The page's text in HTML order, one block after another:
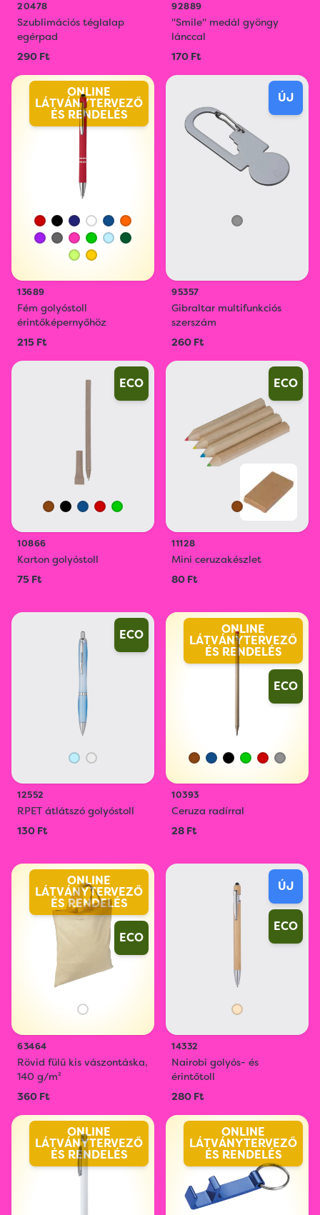
20478
Szublimációs téglalap
egérpad
290 Ft
92889
"Smile" medál gyöngy
lánccal
170 Ft
ONLINE
LÁTVÁNYTERVEZŐ
ÉS RENDELÉS
13689
Fém golyóstoll
érintőképernyőhöz
215 Ft
ÚJ
95357
Gibraltar multifunkciós
szerszám
260 Ft
ECO
10866
Karton golyóstoll
75 Ft
ECO
11128
Mini ceruzakészlet
80 Ft
ECO
12552
RPET átlátszó golyóstoll
130 Ft
ONLINE
LÁTVÁNYTERVEZŐ
ÉS RENDELÉS
ECO
10393
Ceruza radírral
28 Ft
ONLINE
LÁTVÁNYTERVEZŐ
ÉS RENDELÉS
ECO
63464
Rövid fülű kis vászontáska,
140 g/m²
360 Ft
ÚJ
ECO
14332
Nairobi golyós- és
érintőtoll
280 Ft
ONLINE
LÁTVÁNYTERVEZŐ
ÉS RENDELÉS
ONLINE
LÁTVÁNYTERVEZŐ
ÉS RENDELÉS